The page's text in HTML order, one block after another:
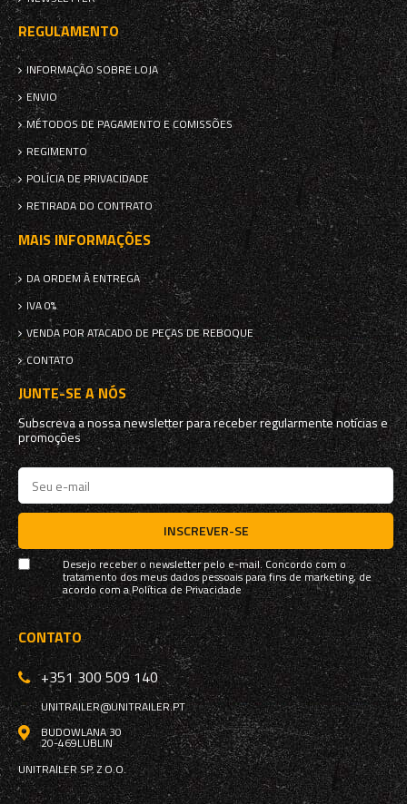
REGULAMENTO
INFORMAÇÃO SOBRE LOJA
ENVIO
MÉTODOS DE PAGAMENTO E COMISSÕES
REGIMENTO
POLÍCIA DE PRIVACIDADE
RETIRADA DO CONTRATO
MAIS INFORMAÇÕES
DA ORDEM À ENTREGA
IVA 0%
VENDA POR ATACADO DE PEÇAS DE REBOQUE
CONTATO
JUNTE-SE A NÓS
Subscreva a nossa newsletter para receber regularmente notícias e
promoções
INSCREVER-SE
Desejo receber o newsletter pelo e-mail. Concordo com o
tratamento dos meus dados pessoais para fins de marketing, de
acordo com aPolítica de Privacidade
CONTATO
+351 300 509 140
UNITRAILER@UNITRAILER.PT
BUDOWLANA 30
20-469LUBLIN
UNITRAILER SP. Z O.O.